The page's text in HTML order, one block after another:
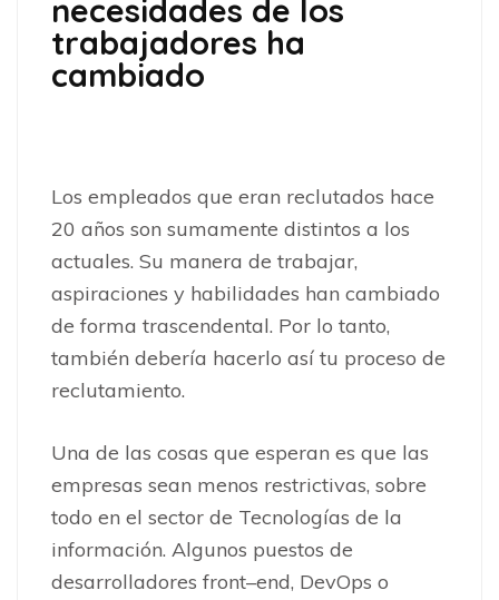
necesidades de los
trabajadores ha
cambiado
Los empleados que eran reclutados hace
20 años son sumamente distintos a los
actuales. Su manera de trabajar,
aspiraciones y habilidades han cambiado
de forma trascendental. Por lo tanto,
también debería hacerlo así tu proceso de
reclutamiento.
Una de las cosas que esperan es que las
empresas sean menos restrictivas, sobre
todo en el sector de Tecnologías de la
información. Algunos puestos de
desarrolladores front–end, DevOps o